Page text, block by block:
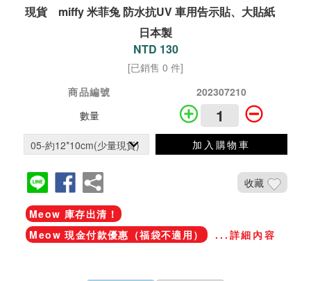
現貨 miffy 米菲兔 防水抗UV 車用告示貼、大貼紙
日本製
NTD 130
[已銷售 0 件]
商品編號
202307210
數量
加入購物車
收藏
Meow 庫存出清！
Meow 現金付款優惠（福袋不適用）
...詳細內容